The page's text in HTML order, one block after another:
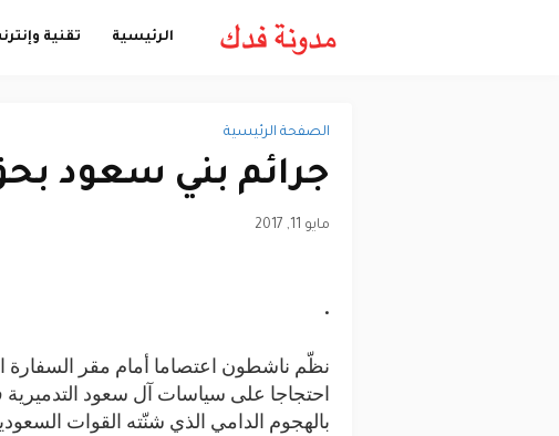
الرئيسية تقنية
الصفحة الرئيسية
جرائم بني سعود
مايو 11, 2017
نظّم ناشطون اعتصاما أمام مقر السفارة
احتجاجا على سياسات آل سعود
بالهجوم الدامي الذي شنّته القوات